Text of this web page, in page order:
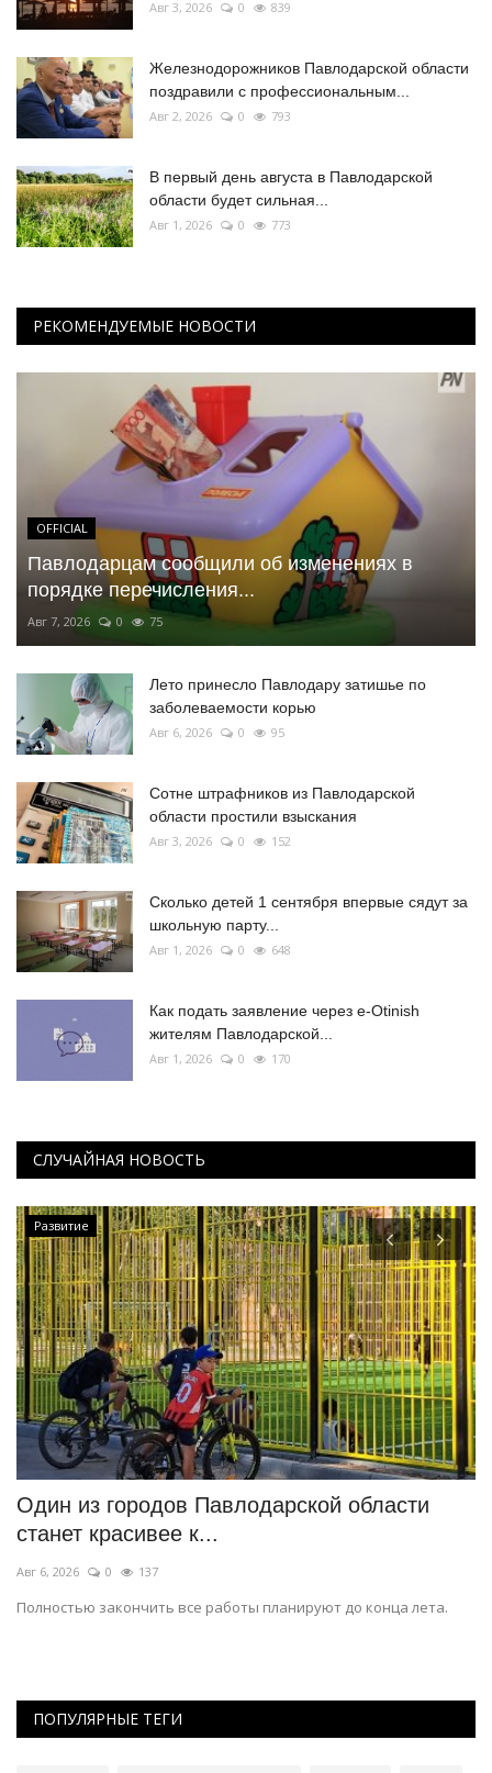
Авг 3, 2026 0 839
Железнодорожников Павлодарской области
поздравили с профессиональным...
Авг 2, 2026 0 793
В первый день августа в Павлодарской
области будет сильная...
Авг 1, 2026 0 773
РЕКОМЕНДУЕМЫЕ НОВОСТИ
OFFICIAL
Павлодарцам сообщили об изменениях в
порядке перечисления...
Авг 7, 2026 0 75
Лето принесло Павлодару затишье по
заболеваемости корью
Авг 6, 2026 0 95
Сотне штрафников из Павлодарской
области простили взыскания
Авг 3, 2026 0 152
Сколько детей 1 сентября впервые сядут за
школьную парту...
Авг 1, 2026 0 648
Как подать заявление через e-Otinish
жителям Павлодарской...
Авг 1, 2026 0 170
СЛУЧАЙНАЯ НОВОСТЬ
Развитие
Один из городов Павлодарской области
станет красивее к...
Авг 6, 2026 0 137
Полностью закончить все работы планируют до конца лета.
ПОПУЛЯРНЫЕ ТЕГИ